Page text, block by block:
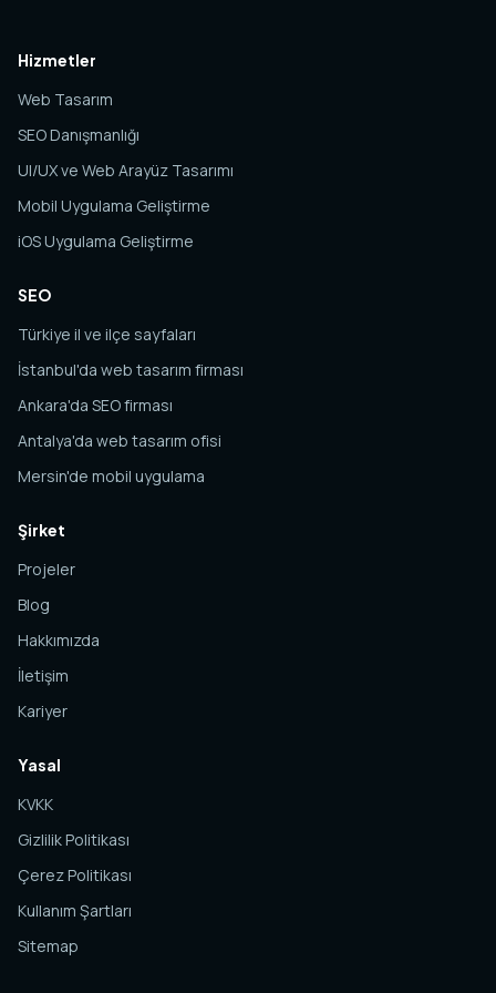
Hizmetler
Web Tasarım
SEO Danışmanlığı
UI/UX ve Web Arayüz Tasarımı
Mobil Uygulama Geliştirme
iOS Uygulama Geliştirme
SEO
Türkiye il ve ilçe sayfaları
İstanbul'da web tasarım firması
Ankara'da SEO firması
Antalya'da web tasarım ofisi
Mersin'de mobil uygulama
Şirket
Projeler
Blog
Hakkımızda
İletişim
Kariyer
Yasal
KVKK
Gizlilik Politikası
Çerez Politikası
Kullanım Şartları
Sitemap